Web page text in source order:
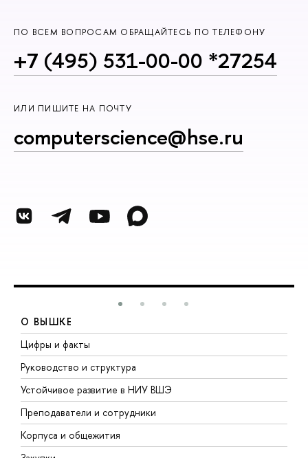
ПО ВСЕМ ВОПРОСАМ ОБРАЩАЙТЕСЬ ПО ТЕЛЕФОНУ
+7 (495) 531-00-00 *27254
ИЛИ ПИШИТЕ НА ПОЧТУ
computerscience@hse.ru
О ВЫШКЕ
Цифры и факты
Руководство и структура
Устойчивое развитие в НИУ ВШЭ
Преподаватели и сотрудники
Корпуса и общежития